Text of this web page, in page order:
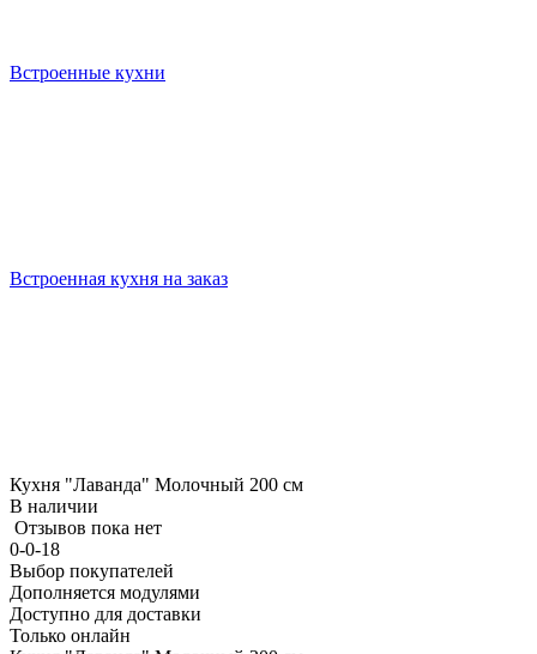
Встроенные кухни
Встроенная кухня на заказ
Кухня "Лаванда" Молочный 200 см
В наличии
Отзывов пока нет
0-0-18
Выбор покупателей
Дополняется модулями
Доступно для доставки
Только онлайн